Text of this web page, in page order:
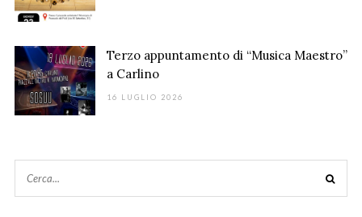
Terzo appuntamento di “Musica Maestro”
a Carlino
16 LUGLIO 2026